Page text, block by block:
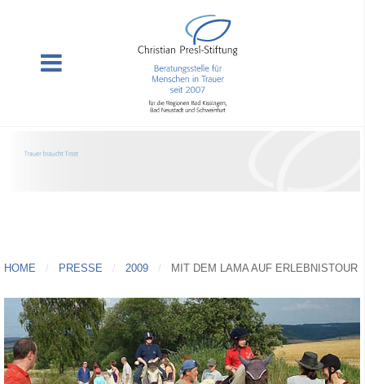
HOME PRESSE 2009 MIT DEM LAMA AUF ERLEBNISTOUR